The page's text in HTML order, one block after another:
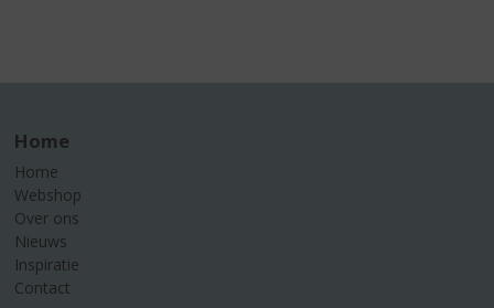
Home
Home
Webshop
Over ons
Nieuws
Inspiratie
Contact